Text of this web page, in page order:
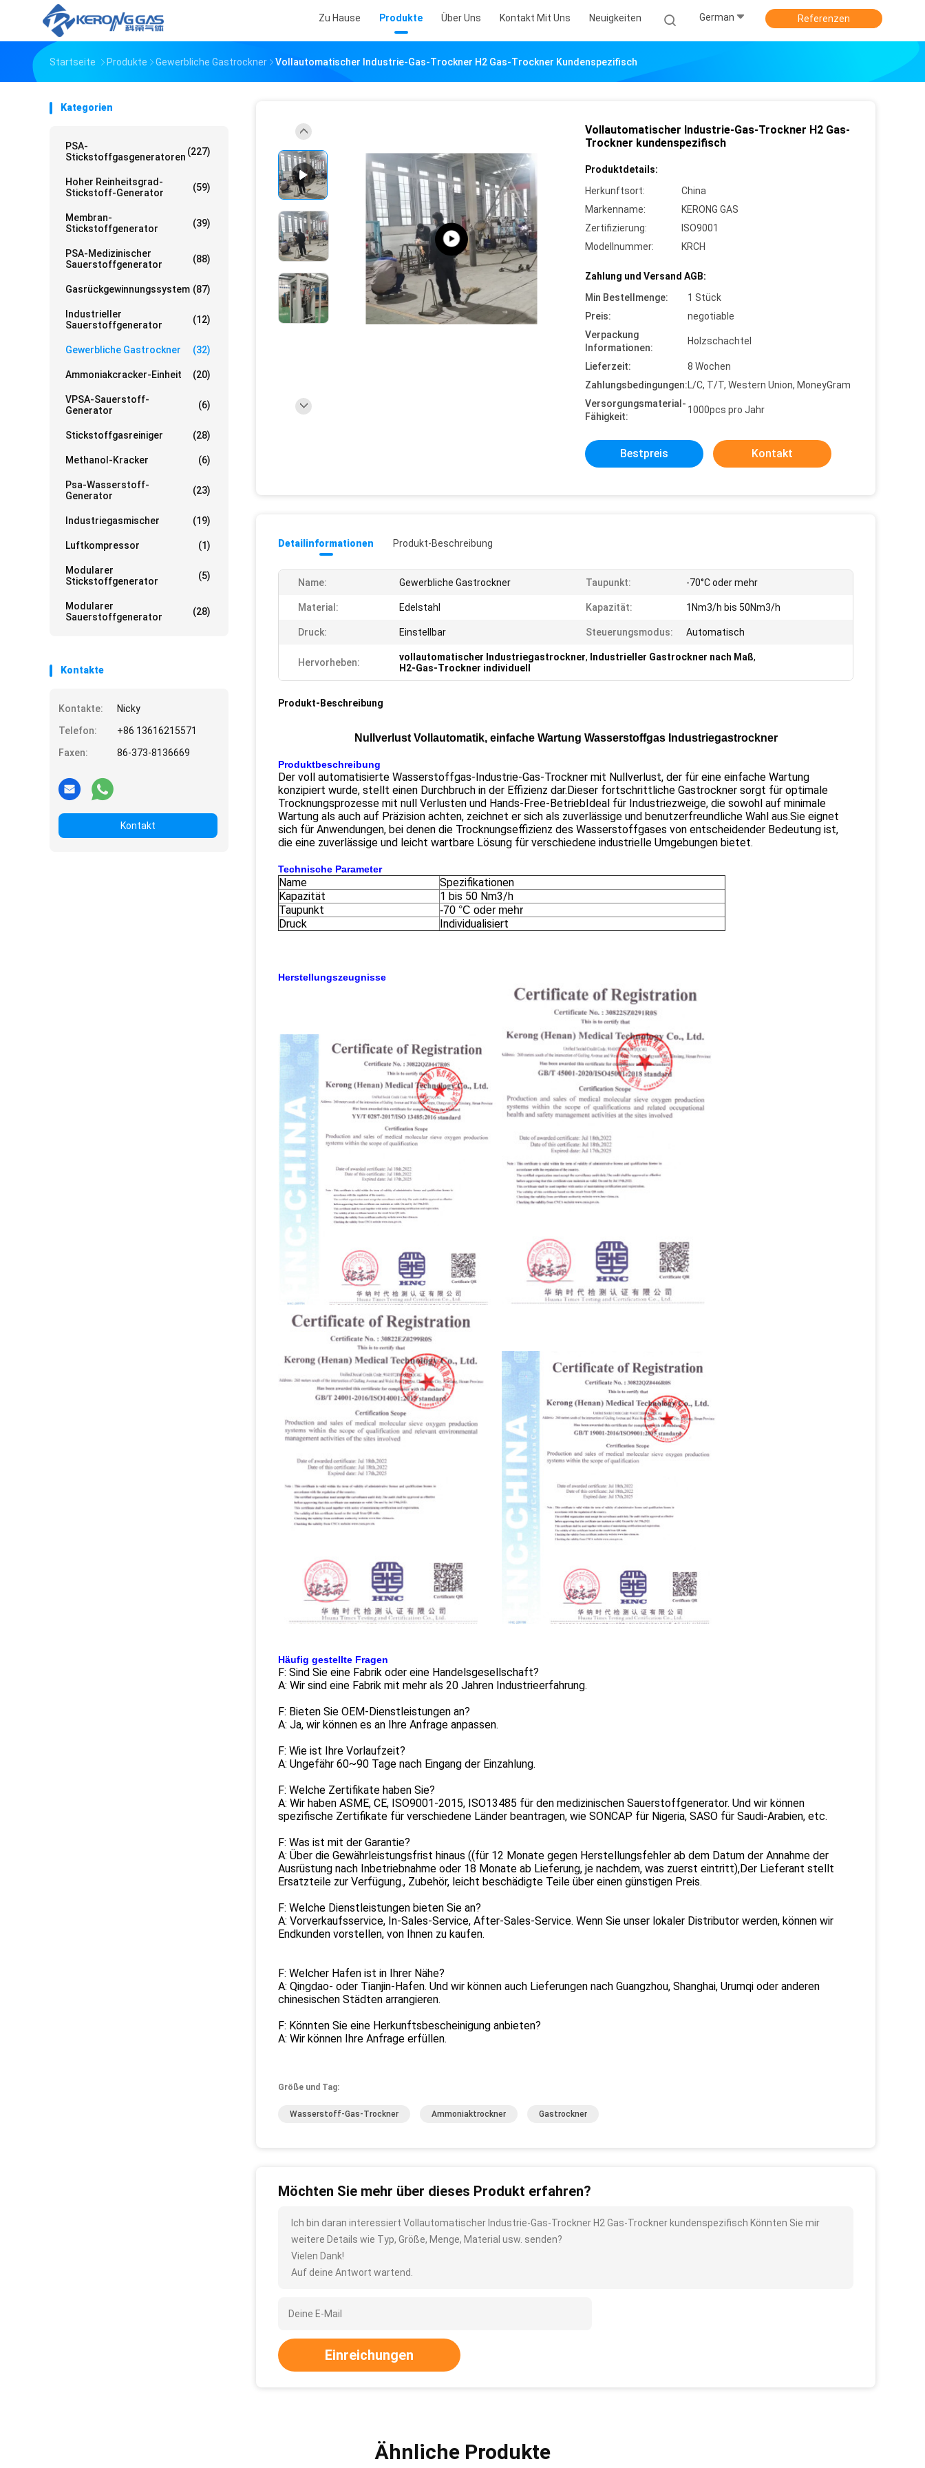
Zu Hause Produkte Über Uns Kontakt Mit Uns Neuigkeiten German Referenzen
Startseite Produkte Gewerbliche Gastrockner Vollautomatischer Industrie-Gas-Trockner H2 Gas-Trockner Kundenspezifisch
Kategorien
PSA-
Stickstoffgasgeneratoren (227)
Hoher Reinheitsgrad-
Stickstoff-Generator
(59)
Membran-
Stickstoffgenerator
(39)
PSA-Medizinischer
Sauerstoffgenerator
(88)
Gasrückgewinnungssystem (87)
Industrieller
Sauerstoffgenerator
(12)
Gewerbliche Gastrockner (32)
Ammoniakcracker-Einheit (20)
VPSA-Sauerstoff-
Generator
(6)
Stickstoffgasreiniger (28)
Methanol-Kracker (6)
Psa-Wasserstoff-
Generator
(23)
Industriegasmischer (19)
Luftkompressor (1)
Modularer
Stickstoffgenerator
(5)
Modularer
Sauerstoffgenerator
(28)
Kontakte
Kontakte:
Nicky
Telefon:
+86 13616215571
Faxen:
86-373-8136669
Kontakt
Vollautomatischer Industrie-Gas-Trockner H2 Gas-
Trockner kundenspezifisch
Produktdetails:
Herkunftsort:
China
Markenname:
KERONG GAS
Zertifizierung:
ISO9001
Modellnummer:
KRCH
Zahlung und Versand AGB:
Min Bestellmenge:
1 Stück
Preis:
negotiable
Verpackung
Informationen:
Holzschachtel
Lieferzeit:
8 Wochen
Zahlungsbedingungen:L/C, T/T, Western Union, MoneyGram
Versorgungsmaterial-
Fähigkeit:
1000pcs pro Jahr
Bestpreis Kontakt
Detailinformationen Produkt-Beschreibung
Name: Gewerbliche Gastrockner Taupunkt: -70°C oder mehr
Material: Edelstahl Kapazität: 1Nm3/h bis 50Nm3/h
Druck: Einstellbar Steuerungsmodus: Automatisch
Hervorheben: vollautomatischer Industriegastrockner, Industrieller Gastrockner nach Maß,
H2-Gas-Trockner individuell
Produkt-Beschreibung
Nullverlust Vollautomatik, einfache Wartung Wasserstoffgas Industriegastrockner
Produktbeschreibung
Der voll automatisierte Wasserstoffgas-Industrie-Gas-Trockner mit Nullverlust, der für eine einfache Wartung
konzipiert wurde, stellt einen Durchbruch in der Effizienz dar.Dieser fortschrittliche Gastrockner sorgt für optimale
Trocknungsprozesse mit null Verlusten und Hands-Free-BetriebIdeal für Industriezweige, die sowohl auf minimale
Wartung als auch auf Präzision achten, zeichnet er sich als zuverlässige und benutzerfreundliche Wahl aus.Sie eignet
sich für Anwendungen, bei denen die Trocknungseffizienz des Wasserstoffgases von entscheidender Bedeutung ist,
die eine zuverlässige und leicht wartbare Lösung für verschiedene industrielle Umgebungen bietet.
Technische Parameter
Name
Spezifikationen
Kapazität
1 bis 50 Nm3/h
Taupunkt
-70 °C oder mehr
Druck Individualisiert
Herstellungszeugnisse
Häufig gestellte Fragen
F: Sind Sie eine Fabrik oder eine Handelsgesellschaft?
A: Wir sind eine Fabrik mit mehr als 20 Jahren Industrieerfahrung.
F: Bieten Sie OEM-Dienstleistungen an?
A: Ja, wir können es an Ihre Anfrage anpassen.
F: Wie ist Ihre Vorlaufzeit?
A: Ungefähr 60~90 Tage nach Eingang der Einzahlung.
F: Welche Zertifikate haben Sie?
A: Wir haben ASME, CE, ISO9001-2015, ISO13485 für den medizinischen Sauerstoffgenerator. Und wir können
spezifische Zertifikate für verschiedene Länder beantragen, wie SONCAP für Nigeria, SASO für Saudi-Arabien, etc.
F: Was ist mit der Garantie?
A: Über die Gewährleistungsfrist hinaus ((für 12 Monate gegen Herstellungsfehler ab dem Datum der Annahme der
Ausrüstung nach Inbetriebnahme oder 18 Monate ab Lieferung, je nachdem, was zuerst eintritt),Der Lieferant stellt
Ersatzteile zur Verfügung., Zubehör, leicht beschädigte Teile über einen günstigen Preis.
F: Welche Dienstleistungen bieten Sie an?
A: Vorverkaufsservice, In-Sales-Service, After-Sales-Service. Wenn Sie unser lokaler Distributor werden, können wir
Endkunden vorstellen, von Ihnen zu kaufen.
F: Welcher Hafen ist in Ihrer Nähe?
A: Qingdao- oder Tianjin-Hafen. Und wir können auch Lieferungen nach Guangzhou, Shanghai, Urumqi oder anderen
chinesischen Städten arrangieren.
F: Könnten Sie eine Herkunftsbescheinigung anbieten?
A: Wir können Ihre Anfrage erfüllen.
Größe und Tag:
Wasserstoff-Gas-Trockner Ammoniaktrockner Gastrockner
Möchten Sie mehr über dieses Produkt erfahren?
Ich bin daran interessiert Vollautomatischer Industrie-Gas-Trockner H2 Gas-Trockner kundenspezifisch Könnten Sie mir
weitere Details wie Typ, Größe, Menge, Material usw. senden?
Vielen Dank!
Auf deine Antwort wartend.
Einreichungen
Ähnliche Produkte